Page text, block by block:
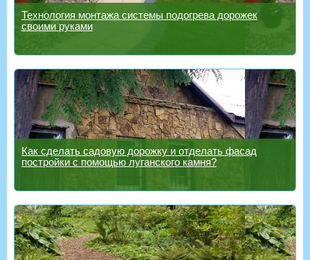
Технология монтажа системы подогрева дорожек
своими руками
Как сделать садовую дорожку и отделать фасад
постройки с помощью луганского камня?